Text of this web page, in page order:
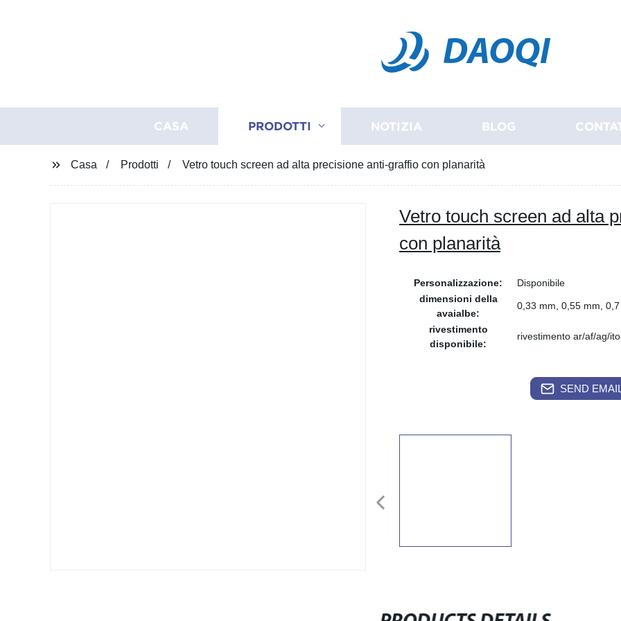
DAOQI
CASA PRODOTTI NOTIZIA BLOG
Casa Prodotti Vetro touch screen ad alta precisione anti-graffio con planarità
Vetro touch screen ad alta
con planarità
Personalizzazione:
Disponibile
dimensioni della
avaialbe:
0,33 mm, 0,55 mm,
rivestimento
disponibile:
rivestimento ar/af/ag/ito
SEND